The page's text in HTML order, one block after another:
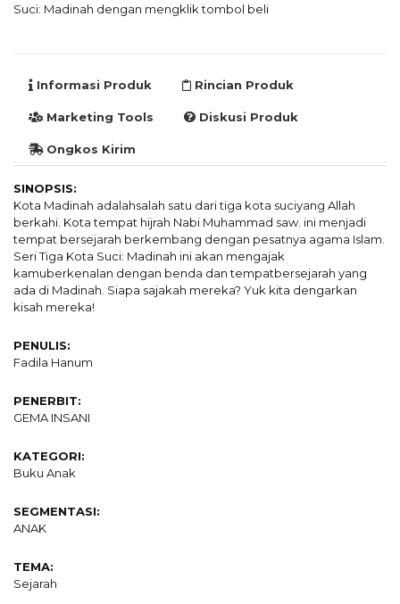
Suci: Madinah dengan mengklik tombol beli
Informasi Produk Rincian Produk
Marketing Tools Diskusi Produk
Ongkos Kirim
SINOPSIS:
Kota Madinah adalahsalah satu dari tiga kota suciyang Allah
berkahi. Kota tempat hijrah Nabi Muhammad saw. ini menjadi
tempat bersejarah berkembang dengan pesatnya agama Islam.
Seri Tiga Kota Suci: Madinah ini akan mengajak
kamuberkenalan dengan benda dan tempatbersejarah yang
ada di Madinah. Siapa sajakah mereka? Yuk kita dengarkan
kisah mereka!
PENULIS:
Fadila Hanum
PENERBIT:
GEMA INSANI
KATEGORI:
Buku Anak
SEGMENTASI:
ANAK
TEMA:
Sejarah